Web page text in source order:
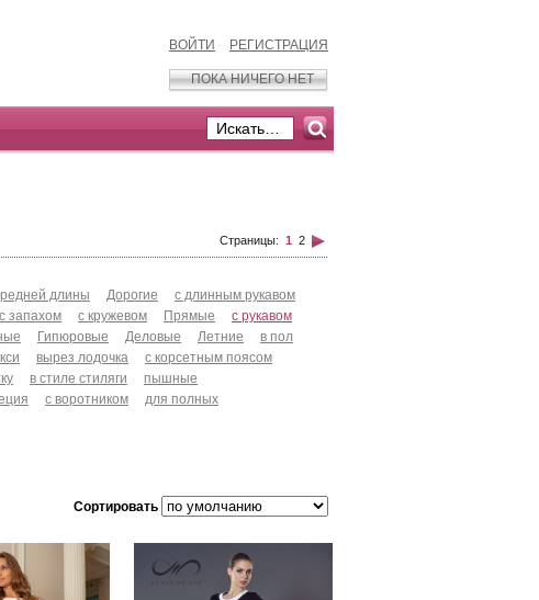
ВОЙТИ РЕГИСТРАЦИЯ
ПОКА НИЧЕГО НЕТ
Страницы: 1 2
длины Дорогие
с длинным рукавом
с запахом с кружевом Прямые
с рукавом
Гипюровые Деловые Летние
в пол
вырез лодочка
с корсетным поясом
в стиле стиляги
пышные
с воротником
для полных
Сортировать